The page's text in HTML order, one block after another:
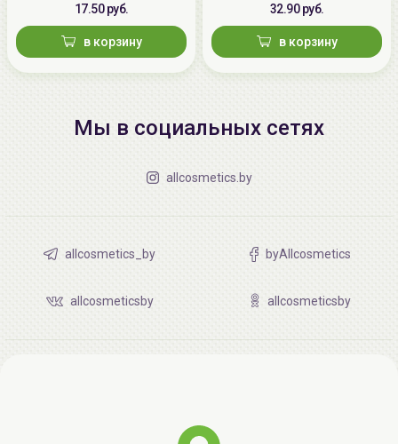
17.50 руб.
в корзину
32.90 руб.
в корзину
Мы в социальных сетях
allcosmetics.by
allcosmetics_by byAllcosmetics
allcosmeticsby allcosmeticsby